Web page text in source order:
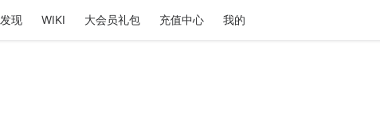
发现 WIKI 大会员礼包 充值中心 我的